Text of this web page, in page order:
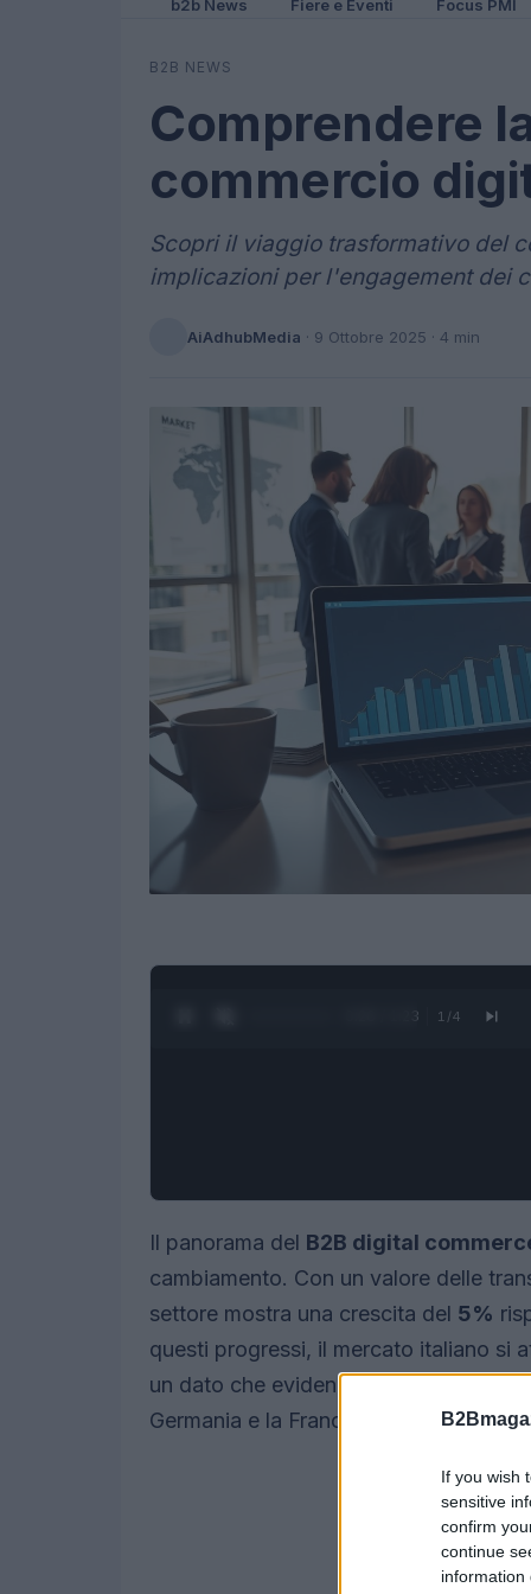
If you wish
sensitive
confirm
continue
information
b2b News Fiere e Eventi Focus PMI
B2B NEWS
Comprendere
commercio
Scopri il viaggio trasformativo del
implicazioni per l'engagement dei
AiAdhubMedia · 9 Ottobre 2025 · 4 min
0:27 / 1:23 1 /4
Il panorama del B2B digital
cambiamento. Con un valore delle
settore mostra una crescita del 5%
questi progressi, il mercato italiano si
un dato che evidenzia come vi sia
Germania e la Francia.